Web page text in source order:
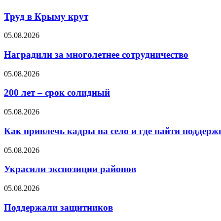
Труд в Крыму крут
05.08.2026
Наградили за многолетнее сотрудничество
05.08.2026
200 лет – срок солидный
05.08.2026
Как привлечь кадры на село и где найти
05.08.2026
Украсили экспозиции районов
05.08.2026
Поддержали защитников